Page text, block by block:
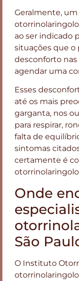
Geralmente,
ao ser indicado
situações que
desconforto nas
agendar uma
Esses
até os mais
garganta, nos
para respirar,
falta de
sintomas
certamente é
Onde
São
O Instituto